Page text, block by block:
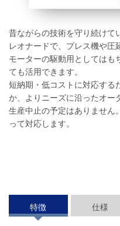
昔ながらの技術を守り続けて
レオナードで、プレス機や圧
モーターの駆動用としてはも
ても活用できます。
短納期・低コストに対応する
か、よりニーズに沿ったオー
生産中止の予定はありません
って対応します。
特徴 仕様